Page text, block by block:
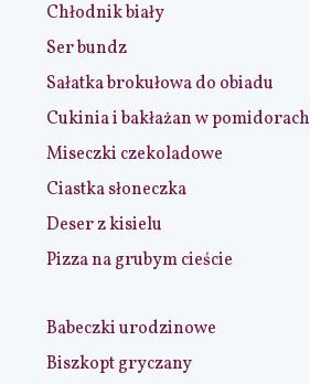
Chłodnik biały
Ser bundz
Sałatka brokułowa do obiadu
Cukinia i bakłażan w pomidorach
Miseczki czekoladowe
Ciastka słoneczka
Deser z kisielu
Pizza na grubym cieście
Babeczki urodzinowe
Biszkopt gryczany